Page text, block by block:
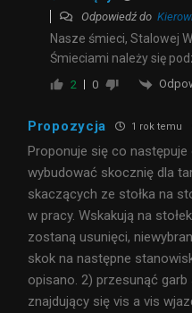
Odpowiedź do
Nasze śmieci, Stalowej
Śmieciami należy się
2 0
Propozycja 1 rok temu
Proponuje się co następuje
wybudować skocznię dla
skaczących ze stołka na
w pracy. Wskakują na
zostaną usunięci,
skok na następne
opisano. 2) przesunąć
znajdujący się vis a vis